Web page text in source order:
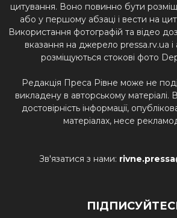
цитування. Воно повинно бути
або у першому абзаці і вести на
Використання фотографій та відео
вказання на джерело pressa.rv.ua і
розміщуються стокові фото
Редакція Преса Рівне може не
викладену в авторському матеріалі.
достовірність інформації,
матеріалах, несе
Зв'язатися з нами: